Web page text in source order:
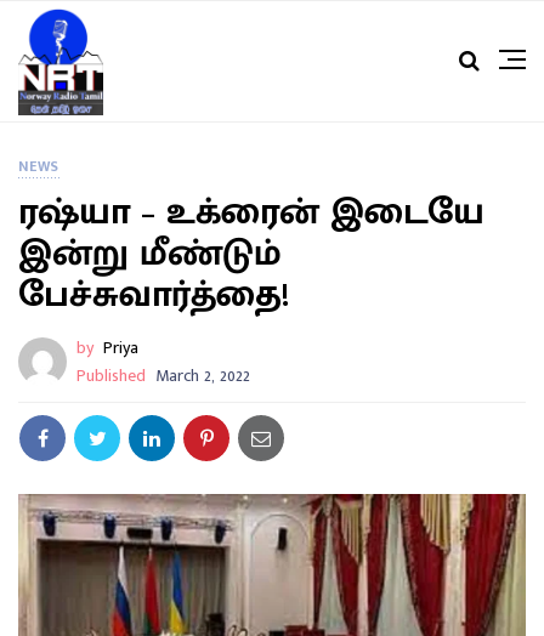
NEWS
ரஷ்யா – உக்ரைன் இடையே
இன்று மீண்டும்
பேச்சுவார்த்தை!
by Priya
Published March 2, 2022